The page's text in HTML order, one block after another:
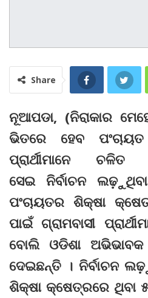
Share
ନୂଆପଡା, (ନିରାକାର
ଭିତରେ ହେବ
ପ୍ରାର୍ଥୀମାନେ
ସେଇ ନିର୍ବାଚନ ଲଢ଼ୁଥିବା
ପଂଚାୟତର ଶିକ୍ଷା
ପାଇଁ ଗ୍ରାମବାସୀ
ବୋଲି ଓଡିଶା ଅଭିଭାବକ
ଦେଇଛନ୍ତି । ନିର୍ବାଚନ
ଶିକ୍ଷା କ୍ଷେତ୍ରରେ ଥିବା